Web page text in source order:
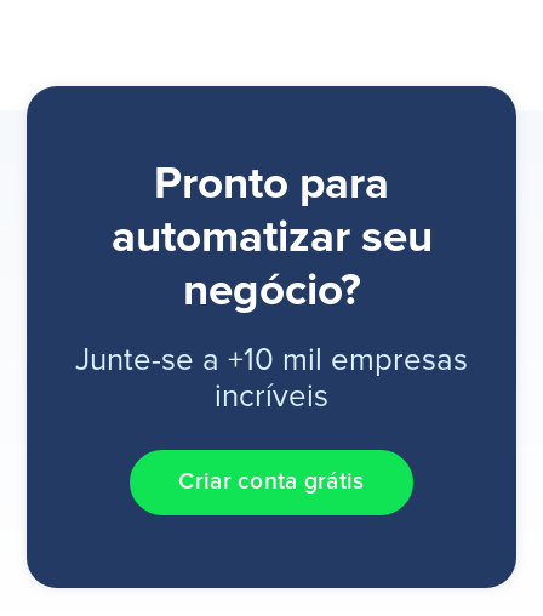
Pronto para
automatizar seu
negócio?
Junte-se a +10 mil empresas
incríveis
Criar conta grátis